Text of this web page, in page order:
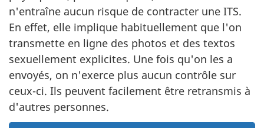
n'entraîne aucun risque de contracter une ITS.
En effet, elle implique habituellement que l'on
transmette en ligne des photos et des textos
sexuellement explicites. Une fois qu'on les a
envoyés, on n'exerce plus aucun contrôle sur
ceux-ci. Ils peuvent facilement être retransmis à
d'autres personnes.